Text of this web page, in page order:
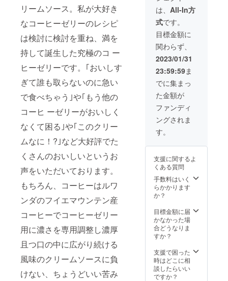
リームソース。私が大好き
なコーヒーゼリーのレシピ
は検討に検討を重ね、満を
持して誕生した究極のコ ー
ヒーゼリーです。｢おいしす
ぎて誰も取らないのに急い
で食べちゃう｣や｢もう他の
コーヒ ーゼリーがおいしく
なくて困る｣や｢このクリー
ムなに！?｣など大好評でた
くさんのおいしいというお
声をいただいております。
もちろん、コーヒーはルワ
ンダのフイエマウンテン産
コーヒーでコーヒーゼリー
用に濃さを専用調整し濃厚
且つ口の中に広がり続ける
風味のクリームソースに負
けない、ちょうどいい苦み
御予約
で個室
利用が
毎回無
料とな
りま
す。 ※
会員権1
枚につ
き5名様
まで
20%off
となり
ます。
※画像は
す。お
楽しみ
に！
トを添
えたも
のの命
名権で
す！
コー
ヒーの
スッキ
リとし
た味わ
いの後
にス
コッチ
特有の
ふんわ
モー
が香る
逸品で
す。特
製ク
リーム
げで女
性も飲
みやす
いで
ご来店
時に試
飲(1杯)
して命
は、 All-In方
式です。
目標金額に
関わらず、
2023/01/31
23:59:59ま
でに集まっ
た金額が
ファンディ
ングされま
す。
支援に関するよ
くある質問
手数料はいく
らかかります
か？
目標金額に届
かなかった場
合どうなりま
すか？
支援で困った
時はどこに相
談したらいい
ですか？